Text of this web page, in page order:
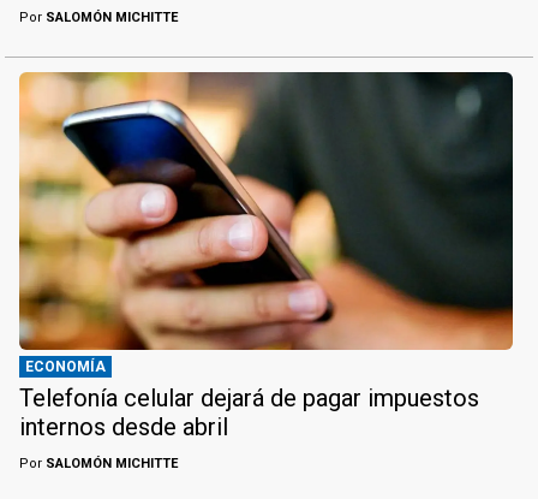
Por SALOMÓN MICHITTE
ECONOMÍA
Telefonía celular dejará de pagar impuestos
internos desde abril
Por SALOMÓN MICHITTE